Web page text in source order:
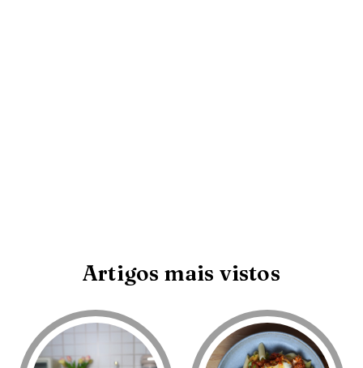
Artigos mais vistos